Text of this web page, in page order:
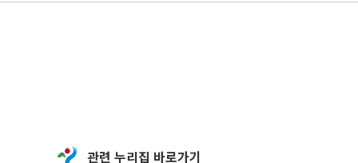
관련 누리집 바로가기